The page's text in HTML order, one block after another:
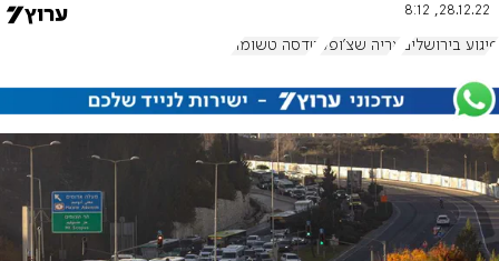
28.12.22, 8:12
פיגוע בירושלים אריה שצ'ופק טדסה טשומה